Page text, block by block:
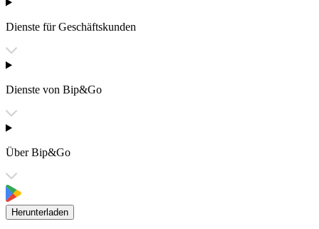
Dienste für Geschäftskunden
Dienste von Bip&Go
Über Bip&Go
Herunterladen